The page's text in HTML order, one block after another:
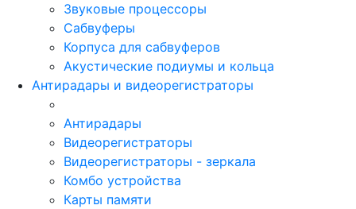
Звуковые процессоры
Сабвуферы
Корпуса для сабвуферов
Акустические подиумы и кольца
Антирадары и видеорегистраторы
Антирадары
Видеорегистраторы
Видеорегистраторы - зеркала
Комбо устройства
Карты памяти